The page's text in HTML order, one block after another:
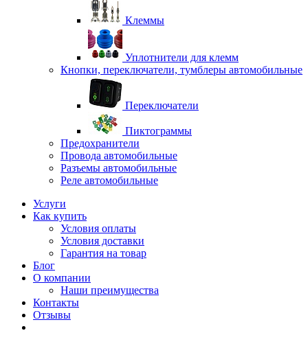
Клеммы
Уплотнители для клемм
Кнопки, переключатели, тумблеры автомобильные
Переключатели
Пиктограммы
Предохранители
Провода автомобильные
Разъемы автомобильные
Реле автомобильные
Услуги
Как купить
Условия оплаты
Условия доставки
Гарантия на товар
Блог
О компании
Наши преимущества
Контакты
Отзывы